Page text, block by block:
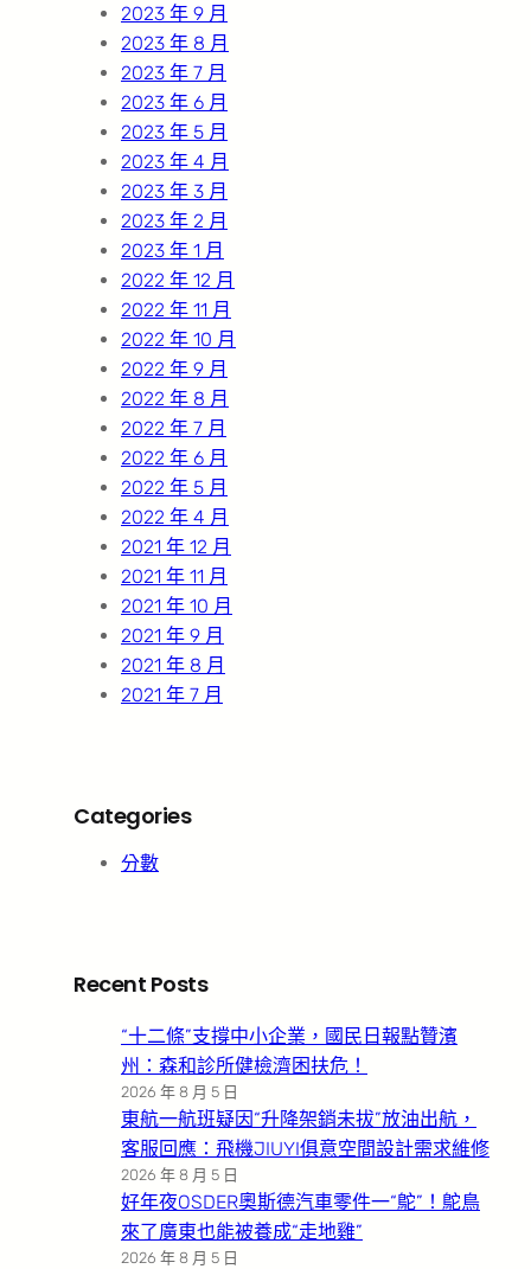
2023 年 9 月
2023 年 8 月
2023 年 7 月
2023 年 6 月
2023 年 5 月
2023 年 4 月
2023 年 3 月
2023 年 2 月
2023 年 1 月
2022 年 12 月
2022 年 11 月
2022 年 10 月
2022 年 9 月
2022 年 8 月
2022 年 7 月
2022 年 6 月
2022 年 5 月
2022 年 4 月
2021 年 12 月
2021 年 11 月
2021 年 10 月
2021 年 9 月
2021 年 8 月
2021 年 7 月
Categories
分數
Recent Posts
“十二條”支撐中小企業，國民日報點贊濱
州：森和診所健檢濟困扶危！
2026 年 8 月 5 日
東航一航班疑因“升降架銷未拔”放油出航，
客服回應：飛機JIUYI俱意空間設計需求維修
2026 年 8 月 5 日
好年夜OSDER奧斯德汽車零件一“鴕”！鴕鳥
來了廣東也能被養成“走地雞”
2026 年 8 月 5 日